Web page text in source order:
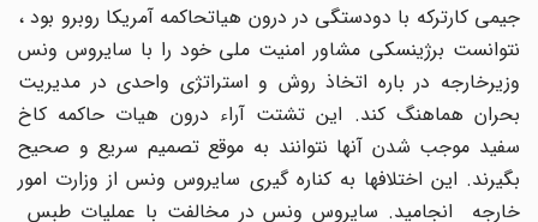
جیمی کارترکه با دودستگی در درون هیاتحاکمه آمریکا روبرو بود ،
نتوانست برژینسکی مشاور امنیت ملی خود را با سایروس ونس
وزیرخارجه در باره اتخاذ روش و استراتژی واحدی در مدیریت
بحران هماهنگ کند. این تشتت آراء درون هیات حاکمه کاخ
سفید موجب شدن آنها نتوانند به موقع تصمیم سریع و صحیح
بگیرند. این اختلافها به کناره گیری سایروس ونس از وزارت امور
خارجه انجامید. سایروس ونس در مخالفت با عملیات طبس